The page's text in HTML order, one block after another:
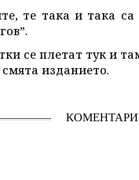
те така и така
се плетат тук и
изданието.